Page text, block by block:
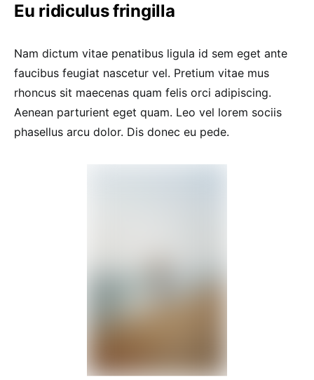
Eu ridiculus fringilla
Nam dictum vitae penatibus ligula id sem eget ante
faucibus feugiat nascetur vel. Pretium vitae mus
rhoncus sit maecenas quam felis orci adipiscing.
Aenean parturient eget quam. Leo vel lorem sociis
phasellus arcu dolor. Dis donec eu pede.